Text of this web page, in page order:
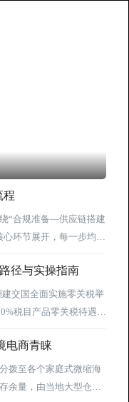
程
“合规准备—供应链搭建
环节展开，每一步均贴
（33个最不发达国家按
增零关税政策），确认
径与实操指南
交国全面实施零关税举
税目产品零关税待遇，
中国开辟了前所未有的
易实操经验及政策解
应链打通、市场适配、
电商青睐
拨至各个家庭式微缩海
余量，由当地大型仓